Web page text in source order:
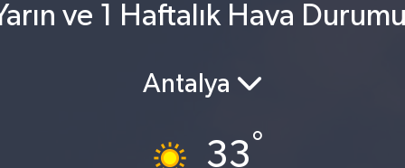
ve 1 Haftalık Hava
Antalya
33°